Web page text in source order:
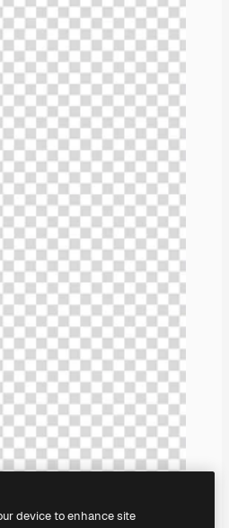
device to enhance site